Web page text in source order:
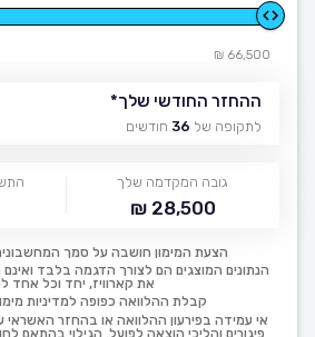
66,500 ₪
ההחזר החודשי שלך*
לתקופה של 36 חודשים
גובה המקדמה שלך
28,500 ₪
הצעת המימון חושבה על סמך
הנתונים המוצגים הם לצורך הדגמה בלבד ואינם
את קארוויז, יחד וכל אחד
קבלת ההלוואה כפופה למדיניות
אי עמידה בפירעון ההלוואה או בהחזר האשראי
פיגורים והליכי הוצאה לפועל. הגילוי בהתאם לחוק.